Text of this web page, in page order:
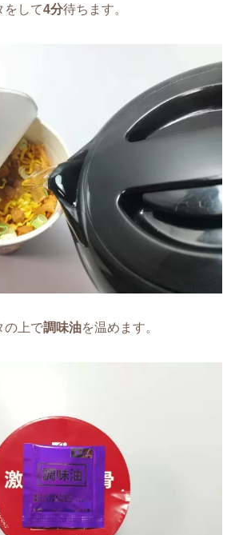
をして4分待ちます。
の上で調味油を温めます。